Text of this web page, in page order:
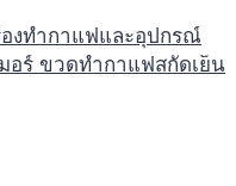
องทำกาแฟและอุปกรณ์
มอร์ ขวดทำกาแฟสกัดเย็น